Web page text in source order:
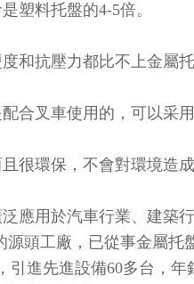
托盤的4-5倍。
度和抗壓力都比不上金屬
叉車使用的，可以采用
環保，不會對環境造成汙
於汽車行業、建築行業
廠，已從事金屬托
引進先進設備60多台，